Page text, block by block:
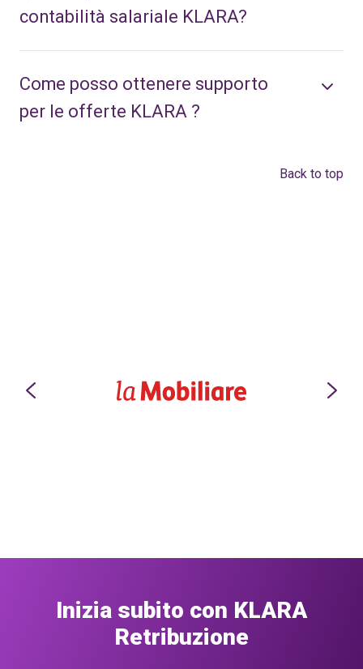
contabilità salariale KLARA?
Come posso ottenere supporto
per le offerte KLARA ?
Back to top
Inizia subito con KLARA
Retribuzione